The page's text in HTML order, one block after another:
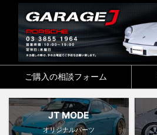
ご購入の相談フォーム
JT MODE
オリジナルパーツ